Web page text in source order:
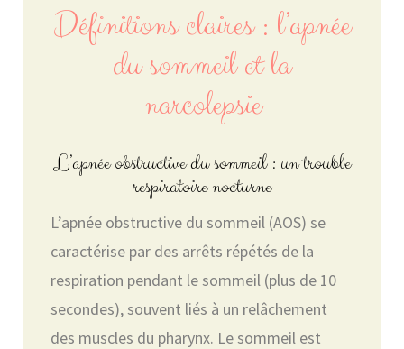
Définitions claires : l’apnée
du sommeil et la
narcolepsie
L’apnée obstructive du sommeil : un trouble
respiratoire nocturne
L’apnée obstructive du sommeil (AOS) se
caractérise par des arrêts répétés de la
respiration pendant le sommeil (plus de 10
secondes), souvent liés à un relâchement
des muscles du pharynx. Le sommeil est